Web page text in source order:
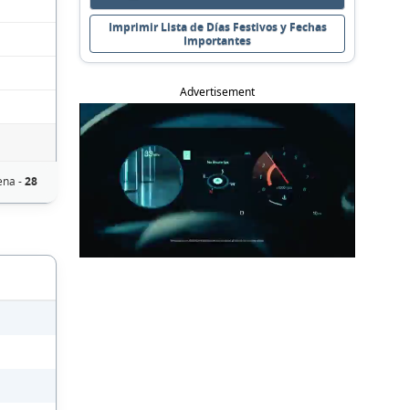
-28
Imprimir Lista de Días Festivos y Fechas
Importantes
Advertisement